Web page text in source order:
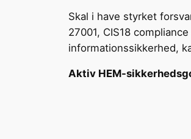
Skal i have styrket
27001, CIS18
informationssikkerhed,
Aktiv HEM-